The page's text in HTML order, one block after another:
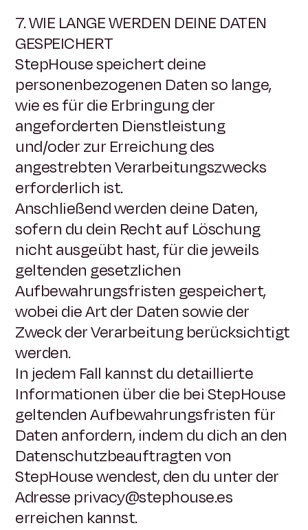
7. WIE LANGE WERDEN DEINE DATEN
GESPEICHERT
StepHouse speichert deine
personenbezogenen Daten so lange,
wie es für die Erbringung der
angeforderten Dienstleistung
und/oder zur Erreichung des
angestrebten Verarbeitungszwecks
erforderlich ist.
Anschließend werden deine Daten,
sofern du dein Recht auf Löschung
nicht ausgeübt hast, für die jeweils
geltenden gesetzlichen
Aufbewahrungsfristen gespeichert,
wobei die Art der Daten sowie der
Zweck der Verarbeitung berücksichtigt
werden.
In jedem Fall kannst du detaillierte
Informationen über die bei StepHouse
geltenden Aufbewahrungsfristen für
Daten anfordern, indem du dich an den
Datenschutzbeauftragten von
StepHouse wendest, den du unter der
Adresse privacy@stephouse.es
erreichen kannst.